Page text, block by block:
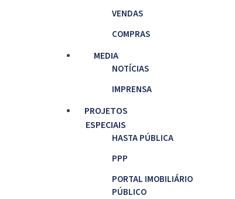
VENDAS
COMPRAS
MEDIA
NOTÍCIAS
IMPRENSA
PROJETOS
ESPECIAIS
HASTA PÚBLICA
PPP
PORTAL IMOBILIÁRIO
PÚBLICO